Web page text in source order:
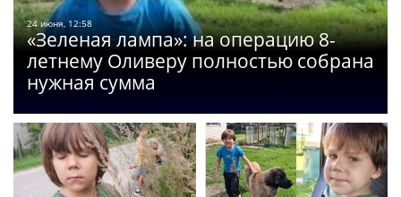
24 июня, 12:58
«Зеленая лампа»: на операцию 8-
летнему Оливеру полностью собрана
нужная сумма